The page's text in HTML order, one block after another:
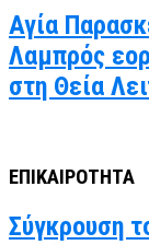
Αγία
Λαμπρός
στη Θεία
ΕΠΙΚΑΙΡΟΤΗΤΑ
Σύγκρουση